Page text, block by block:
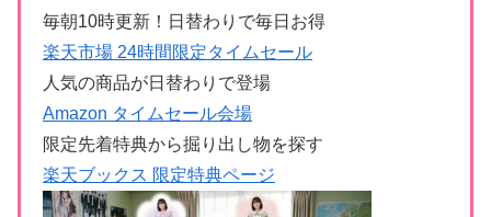
毎朝10時更新！日替わりで毎日お得
楽天市場 24時間限定タイムセール
人気の商品が日替わりで登場
Amazon タイムセール会場
限定先着特典から掘り出し物を探す
楽天ブックス 限定特典ページ